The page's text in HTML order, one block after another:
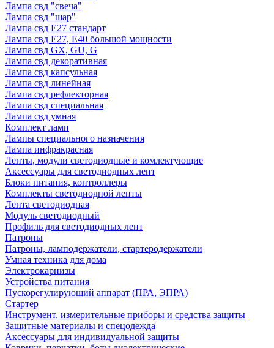
Лампа свд "свеча"
Лампа свд "шар"
Лампа свд E27 стандарт
Лампа свд E27, Е40 большой мощности
Лампа свд GX, GU, G
Лампа свд декоративная
Лампа свд капсульная
Лампа свд линейная
Лампа свд рефлекторная
Лампа свд специальная
Лампа свд умная
Комплект ламп
Лампы специального назначения
Лампа инфракрасная
Ленты, модули светодиодные и комлектующие
Аксессуары для светодиодных лент
Блоки питания, контроллеры
Комплекты светодиодной ленты
Лента светодиодная
Модуль светодиодный
Профиль для светодиодных лент
Патроны
Патроны, ламподержатели, стартеродержатели
Умная техника для дома
Электрокарнизы
Устройства питания
Пускорегулирующий аппарат (ПРА, ЭПРА)
Стартер
Инструмент, измерительные приборы и средства защиты
Защитные материалы и спецодежда
Аксессуары для индивидуальной защиты